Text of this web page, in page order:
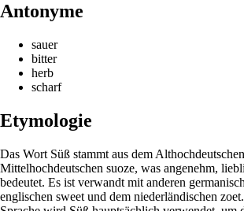
Antonyme
sauer
bitter
herb
scharf
Etymologie
Das Wort Süß stammt aus dem
Mittelhochdeutschen suoze, was angenehm,
bedeutet. Es ist verwandt mit anderen
englischen sweet und dem niederländischen